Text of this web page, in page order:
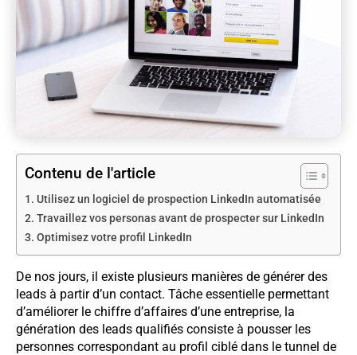
Contenu de l'article
Utilisez un logiciel de prospection LinkedIn automatisée
Travaillez vos personas avant de prospecter sur LinkedIn
Optimisez votre profil LinkedIn
De nos jours, il existe plusieurs manières de générer des
leads à partir d’un contact. Tâche essentielle permettant
d’améliorer le chiffre d’affaires d’une entreprise, la
génération des leads qualifiés consiste à pousser les
personnes correspondant au profil ciblé dans le tunnel de